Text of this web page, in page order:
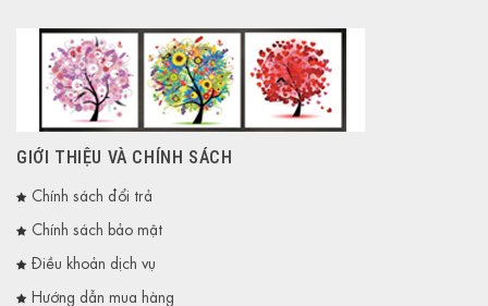
GIỚI THIỆU VÀ CHÍNH SÁCH
Chính sách đổi trả
Chính sách bảo mật
Điều khoản dịch vụ
Hướng dẫn mua hàng